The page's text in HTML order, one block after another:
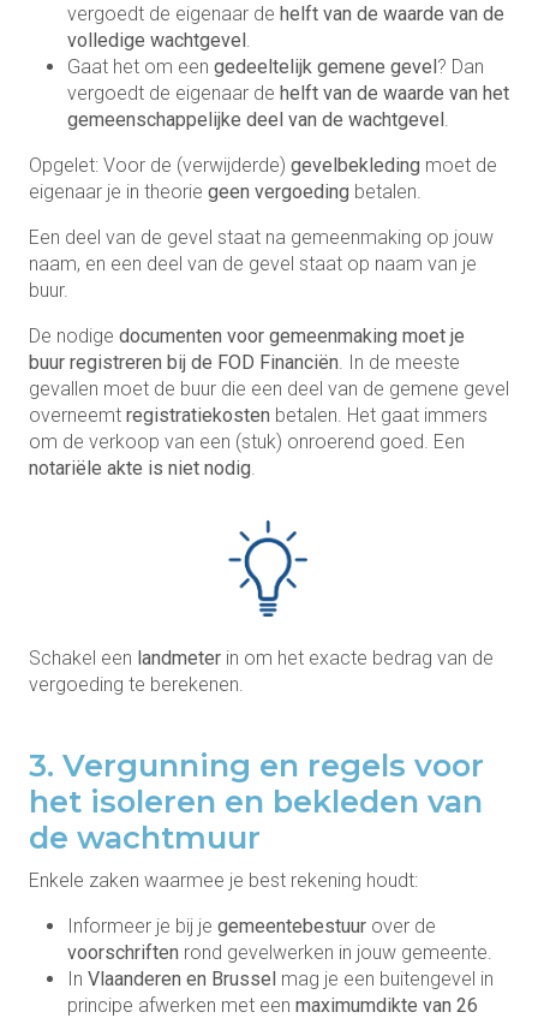
vergoedt de eigenaar de helft van de waarde van de
volledige wachtgevel
Gaat het om een gedeeltelijk gemene gevel? Dan
vergoedt de eigenaar de helft van de waarde van het
gemeenschappelijke deel van de wachtgevel
Opgelet: Voor de (verwijderde) gevelbekleding moet de
eigenaar je in theorie geen vergoeding betalen.
Een deel van de gevel staat na gemeenmaking op jouw
naam, en een deel van de gevel staat op naam van je
buur.
De nodige documenten voor gemeenmaking moet je
buur registreren bij de FOD Financiën . In de meeste
gevallen moet de buur die een deel van de gemene gevel
overneemt registratiekosten betalen. Het gaat immers
om de verkoop van een (stuk) onroerend goed. Een
notariële akte is niet nodig
Schakel een landmeter in om het exacte bedrag van de
vergoeding te berekenen.
3. Vergunning en regels voor
het isoleren en bekleden van
de wachtmuur
Enkele zaken waarmee je best rekening houdt:
Informeer je bij je gemeentebestuur over de
voorschriften rond gevelwerken in jouw gemeente.
In Vlaanderen en Brussel mag je een buitengevel in
principe afwerken met een maximumdikte van 26